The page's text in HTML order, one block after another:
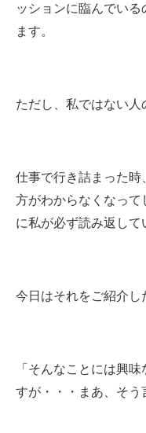
ッションに臨んでい
ます。
ただし、私ではない人
仕事で行き詰まった時
方がわからなくなって
に私が必ず読み返して
今日はそれをご紹介し
「そんなことには興
すが・・・まあ、そう